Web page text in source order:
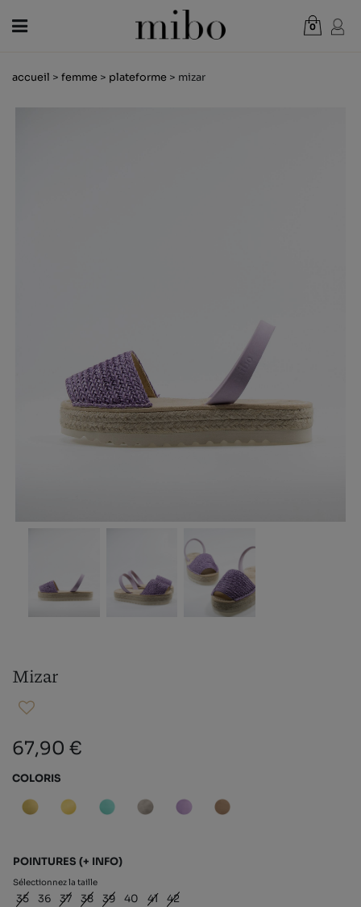
0
VOIR PANIER
accueil > femme > plateforme > mizar
Mizar
67,90 €
COLORIS
POINTURES (+ INFO)
Sélectionnez la taille
35 36 37 38 39 40 41 42